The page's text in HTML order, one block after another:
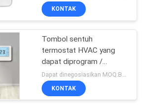
non
KONTAK
Tombol sentuh
termostat HVAC yang
dapat diprogram /
termostat ruangan digitalDapat dinegosiasikan MOQ:Bagian 1
KONTAK